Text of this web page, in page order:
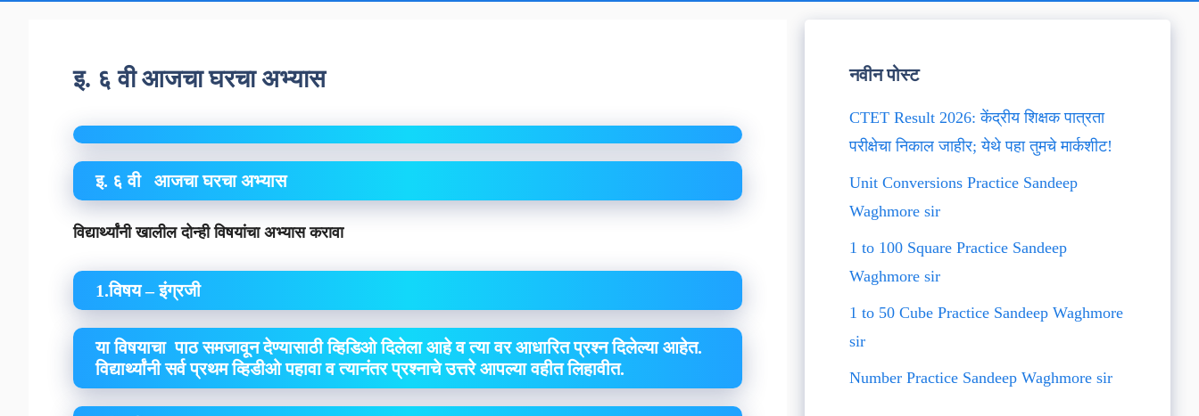
इ. ६ वी आजचा घरचा अभ्यास
इ. ६ वी आजचा घरचा अभ्यास
विद्यार्थ्यांनी खालील दोन्ही विषयांचा अभ्यास करावा
1.विषय – इंग्रजी
या विषयाचा पाठ समजावून देण्यासाठी व्हिडिओ दिलेला आहे व त्या वर आधारित प्रश्न दिलेल्या आहेत.
विद्यार्थ्यांनी सर्व प्रथम व्हिडीओ पहावा व त्यानंतर प्रश्नाचे उत्तरे आपल्या वहीत लिहावीत.
नवीन पोस्ट
CTET Result 2026: केंद्रीय शिक्षक पात्रता
परीक्षेचा निकाल जाहीर; येथे पहा तुमचे मार्कशीट!
Unit Conversions Practice Sandeep
Waghmore sir
1 to 100 Square Practice Sandeep
Waghmore sir
1 to 50 Cube Practice Sandeep Waghmore
sir
Number Practice Sandeep Waghmore sir